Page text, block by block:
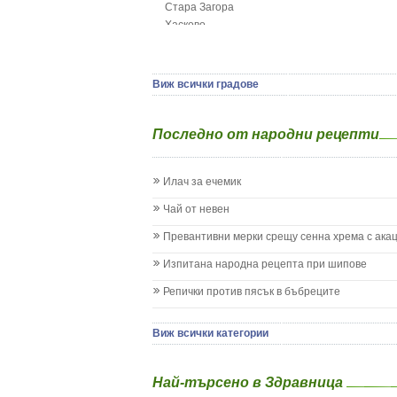
Гърч
Детски диабет
Жълтеница
Запек на бебето и детето
Кашлица при бебето и детето
Колики
Менингит
Млечница
Нощно напикаване - енуреза
Плач
Стара Загора
Хасково
Виж всички градове
Последно от народни рецепти
Илач за ечемик
Чай от невен
Превантивни мерки срещу сенна хрема с
Изпитана народна рецепта при шипове
Репички против пясък в бъбреците
Виж всички категории
Най-търсено в Здравница